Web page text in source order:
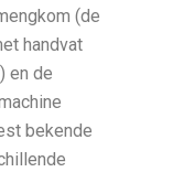
(de
handvat
en de
bekende